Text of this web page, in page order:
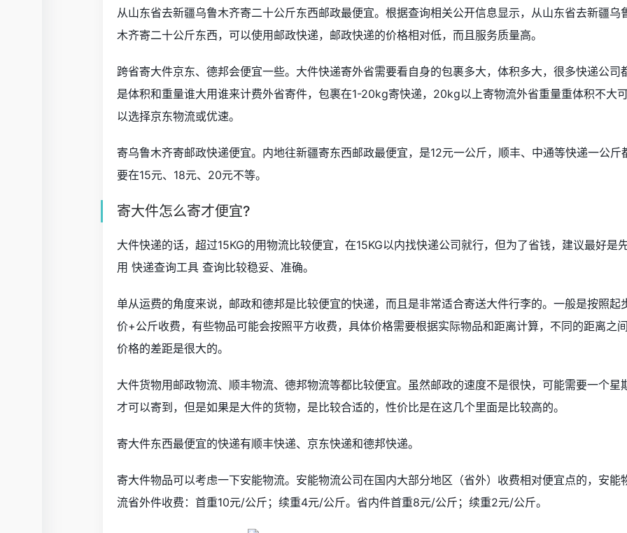
从山东省去新疆乌鲁木齐寄二十公斤东西邮政最便宜。根据查询相关公开信息显示，从山东省去新疆乌
木齐寄二十公斤东西，可以使用邮政快递，邮政快递的价格相对低，而且服务质量高。
跨省寄大件京东、德邦会便宜一些。大件快递寄外省需要看自身的包裹多大，体积多大，很多快递公司
是体积和重量谁大用谁来计费外省寄件，包裹在1-20kg寄快递，20kg以上寄物流外省重量重体积不大
以选择京东物流或优速。
寄乌鲁木齐寄邮政快递便宜。内地往新疆寄东西邮政最便宜，是12元一公斤，顺丰、中通等快递一公斤
要在15元、18元、20元不等。
寄大件怎么寄才便宜?
大件快递的话，超过15KG的用物流比较便宜，在15KG以内找快递公司就行，但为了省钱，建议最好是
用 快递查询工具 查询比较稳妥、准确。
单从运费的角度来说，邮政和德邦是比较便宜的快递，而且是非常适合寄送大件行李的。一般是按照起
价+公斤收费，有些物品可能会按照平方收费，具体价格需要根据实际物品和距离计算，不同的距离之
价格的差距是很大的。
大件货物用邮政物流、顺丰物流、德邦物流等都比较便宜。虽然邮政的速度不是很快，可能需要一个星
才可以寄到，但是如果是大件的货物，是比较合适的，性价比是在这几个里面是比较高的。
寄大件东西最便宜的快递有顺丰快递、京东快递和德邦快递。
寄大件物品可以考虑一下安能物流。安能物流公司在国内大部分地区（省外）收费相对便宜点的，安能
流省外件收费：首重10元/公斤；续重4元/公斤。省内件首重8元/公斤；续重2元/公斤。